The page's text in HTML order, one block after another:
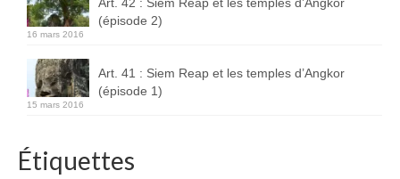
(épisode 2)
16 mars 2016
Art. 41 : Siem Reap et les temples d’Angkor
(épisode 1)
15 mars 2016
Étiquettes